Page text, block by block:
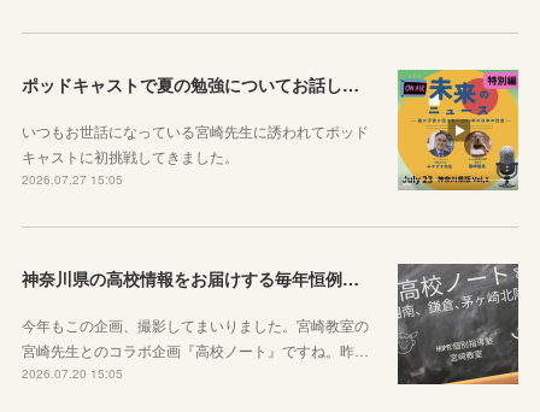
ポッドキャストで夏の勉強についてお話ししています！
いつもお世話になっている宮崎先生に誘われてポッド
キャストに初挑戦してきました。
2026.07.27 15:05
神奈川県の高校情報をお届けする毎年恒例のコラボ企画のお知らせ
今年もこの企画、撮影してまいりました。宮崎教室の
宮崎先生とのコラボ企画『高校ノート』ですね。昨…
2026.07.20 15:05